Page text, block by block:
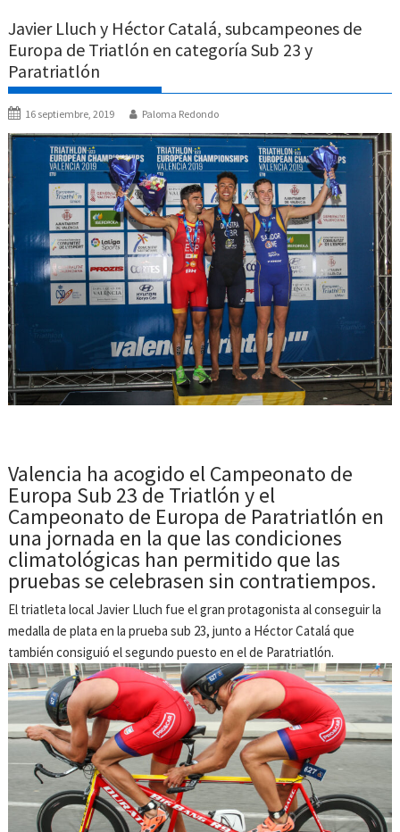
Javier Lluch y Héctor Catalá, subcampeones de
Europa de Triatlón en categoría Sub 23 y
Paratriatlón
16 septiembre, 2019 Paloma Redondo
Valencia ha acogido el Campeonato de
Europa Sub 23 de Triatlón y el
Campeonato de Europa de Paratriatlón en
una jornada en la que las condiciones
climatológicas han permitido que las
pruebas se celebrasen sin contratiempos.
El triatleta local Javier Lluch fue el gran protagonista al conseguir la
medalla de plata en la prueba sub 23, junto a Héctor Catalá que
también consiguió el segundo puesto en el de Paratriatlón.